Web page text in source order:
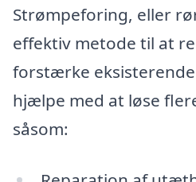
Strømpeforing, eller
effektiv metode til at
forstærke
hjælpe med at løse
såsom: